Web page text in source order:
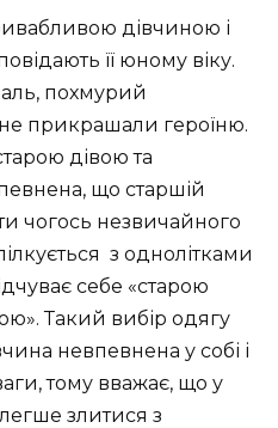
дівчиною і
її юному віку.
похмурий
прикрашали героїню.
дівою та
що старшій
чогось незвичайного
з однолітками
себе «старою
Такий вибір одягу
невпевнена у собі і
тому вважає, що у
злитися з